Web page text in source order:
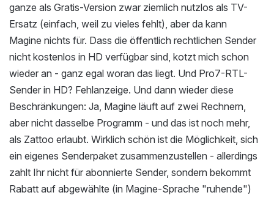
ganze als Gratis-Version zwar ziemlich nutzlos als TV-
Ersatz (einfach, weil zu vieles fehlt), aber da kann
Magine nichts für. Dass die öffentlich rechtlichen Sender
nicht kostenlos in HD verfügbar sind, kotzt mich schon
wieder an - ganz egal woran das liegt. Und Pro7-RTL-
Sender in HD? Fehlanzeige. Und dann wieder diese
Beschränkungen: Ja, Magine läuft auf zwei Rechnern,
aber nicht dasselbe Programm - und das ist noch mehr,
als Zattoo erlaubt. Wirklich schön ist die Möglichkeit, sich
ein eigenes Senderpaket zusammenzustellen - allerdings
zahlt Ihr nicht für abonnierte Sender, sondern bekommt
Rabatt auf abgewählte (in Magine-Sprache "ruhende")